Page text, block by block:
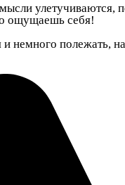
улетучиваются,
ощущаешь себя!
немного полежать,